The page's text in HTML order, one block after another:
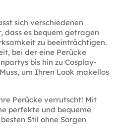
sich verschiedenen
dass es bequem getragen
zu beeinträchtigen.
bei der eine Perücke
bis hin zu Cosplay-
um Ihren Look makellos
Perücke verrutscht! Mit
perfekte und bequeme
Stil ohne Sorgen